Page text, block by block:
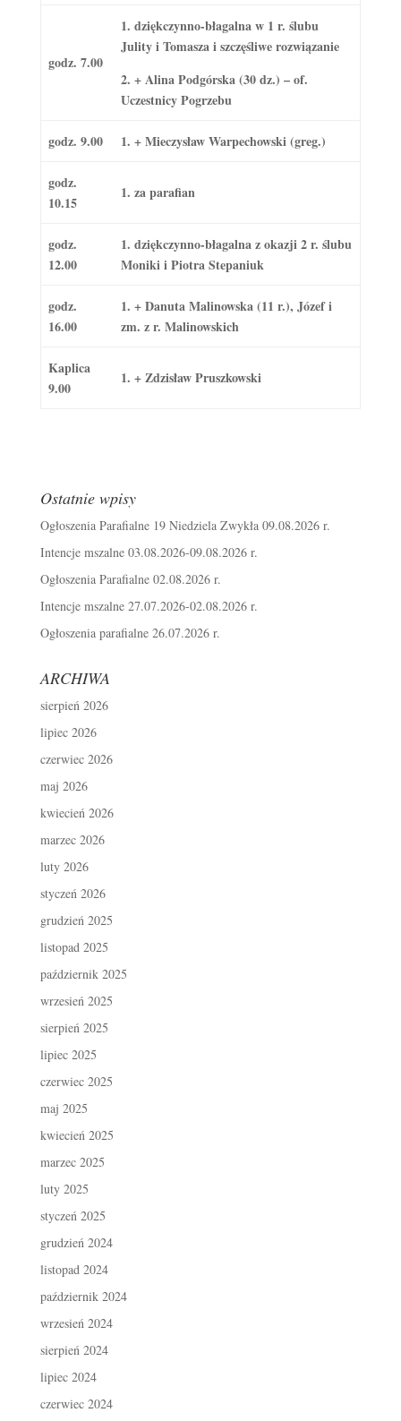
godz. 7.00
1. dziękczynno-błagalna w 1 r. ślubu
Julity i Tomasza i szczęśliwe rozwiązanie
2. + Alina Podgórska (30 dz.) – of.
Uczestnicy Pogrzebu
godz. 9.00 1. + Mieczysław Warpechowski (greg.)
godz.
10.15
1. za parafian
godz.
12.00
1. dziękczynno-błagalna z okazji 2 r. ślubu
Moniki i Piotra Stepaniuk
godz.
16.00
1. + Danuta Malinowska (11 r.), Józef i
zm. z r. Malinowskich
Kaplica
9.00
1. + Zdzisław Pruszkowski
Ostatnie wpisy
Ogłoszenia Parafialne 19 Niedziela Zwykła 09.08.2026 r.
Intencje mszalne 03.08.2026-09.08.2026 r.
Ogłoszenia Parafialne 02.08.2026 r.
Intencje mszalne 27.07.2026-02.08.2026 r.
Ogłoszenia parafialne 26.07.2026 r.
ARCHIWA
sierpień 2026
lipiec 2026
czerwiec 2026
maj 2026
kwiecień 2026
marzec 2026
luty 2026
styczeń 2026
grudzień 2025
listopad 2025
październik 2025
wrzesień 2025
sierpień 2025
lipiec 2025
czerwiec 2025
maj 2025
kwiecień 2025
marzec 2025
luty 2025
styczeń 2025
grudzień 2024
listopad 2024
październik 2024
wrzesień 2024
sierpień 2024
lipiec 2024
czerwiec 2024